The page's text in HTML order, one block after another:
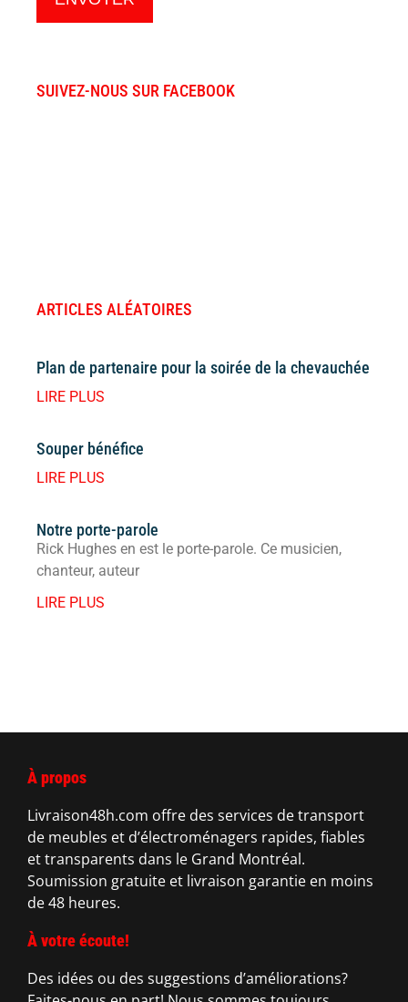
SUIVEZ-NOUS SUR FACEBOOK
ARTICLES ALÉATOIRES
Plan de partenaire pour la soirée de la chevauchée
LIRE PLUS
Souper bénéfice
LIRE PLUS
Notre porte-parole
Rick Hughes en est le porte-parole. Ce musicien,
chanteur, auteur
LIRE PLUS
À propos
Livraison48h.com offre des services de transport
de meubles et d’électroménagers rapides, fiables
et transparents dans le Grand Montréal.
Soumission gratuite et livraison garantie en moins
de 48 heures.
À votre écoute!
Des idées ou des suggestions d’améliorations?